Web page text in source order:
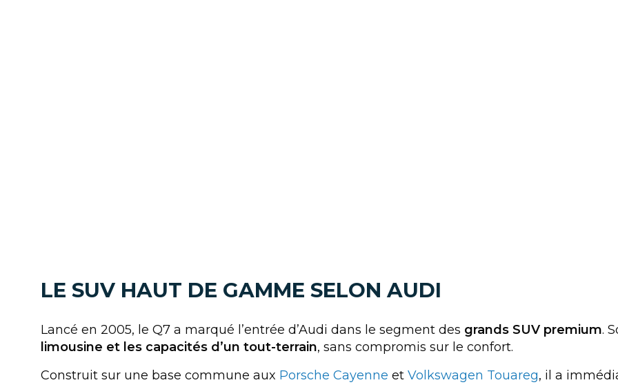
LE SUV HAUT DE GAMME SELON AUDI
Lancé en 2005, le Q7 a marqué l’entrée d’Audi dans le segment des grands SUV premium.
limousine et les capacités d’un tout-terrain, sans compromis sur le confort.
Construit sur une base commune aux Porsche Cayenne etVolkswagen Touareg, il a